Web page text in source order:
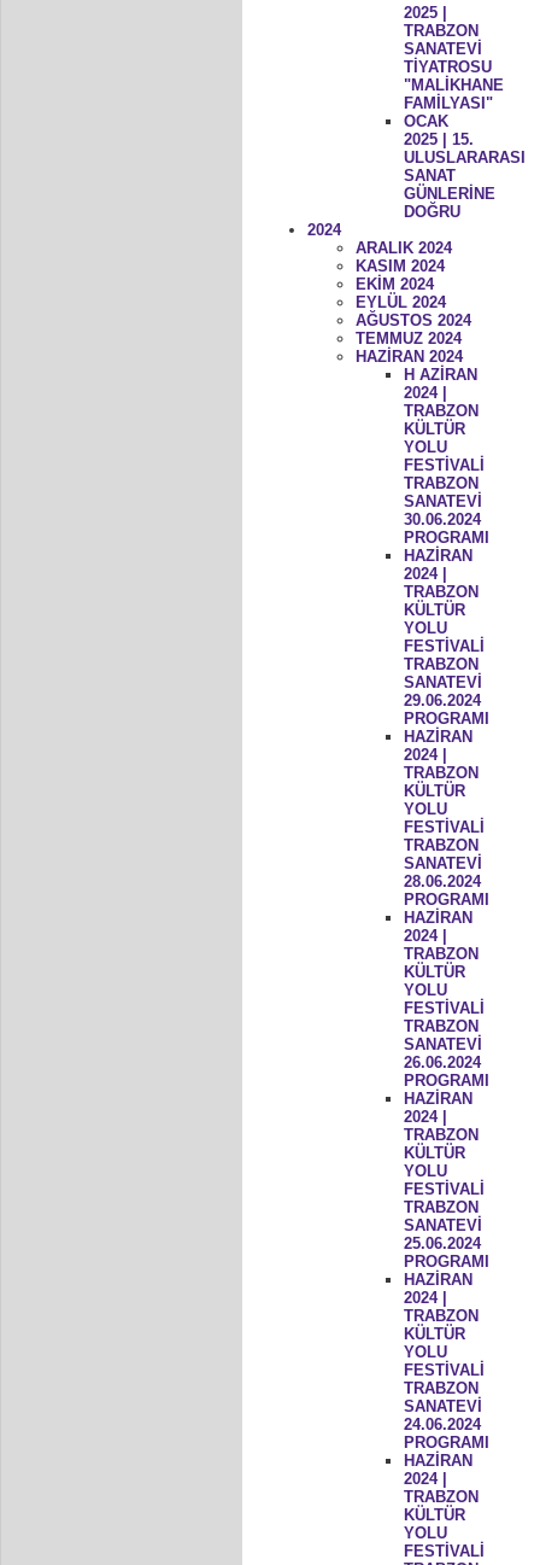
2025 |
TRABZON
SANATEVİ
TİYATROSU
"MALİKHANE
FAMİLYASI"
OCAK
2025 | 15.
ULUSLARARASI
SANAT
GÜNLERİNE
DOĞRU
2024
ARALIK 2024
KASIM 2024
EKİM 2024
EYLÜL 2024
AĞUSTOS 2024
TEMMUZ 2024
HAZİRAN 2024
H AZİRAN
2024 |
TRABZON
KÜLTÜR
YOLU
FESTİVALİ
TRABZON
SANATEVİ
30.06.2024
PROGRAMI
HAZİRAN
2024 |
TRABZON
KÜLTÜR
YOLU
FESTİVALİ
TRABZON
SANATEVİ
29.06.2024
PROGRAMI
HAZİRAN
2024 |
TRABZON
KÜLTÜR
YOLU
FESTİVALİ
TRABZON
SANATEVİ
28.06.2024
PROGRAMI
HAZİRAN
2024 |
TRABZON
KÜLTÜR
YOLU
FESTİVALİ
TRABZON
SANATEVİ
26.06.2024
PROGRAMI
HAZİRAN
2024 |
TRABZON
KÜLTÜR
YOLU
FESTİVALİ
TRABZON
SANATEVİ
25.06.2024
PROGRAMI
HAZİRAN
2024 |
TRABZON
KÜLTÜR
YOLU
FESTİVALİ
TRABZON
SANATEVİ
24.06.2024
PROGRAMI
HAZİRAN
2024 |
TRABZON
KÜLTÜR
YOLU
FESTİVALİ